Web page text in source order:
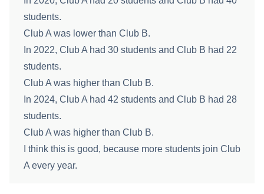
students.
Club A was lower than Club B.
In 2022, Club A had 30 students and Club B had 22
students.
Club A was higher than Club B.
In 2024, Club A had 42 students and Club B had 28
students.
Club A was higher than Club B.
I think this is good, because more students join Club
A every year.